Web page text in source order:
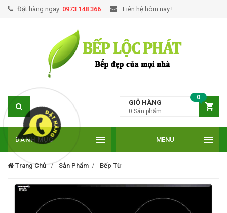
Đặt hàng ngay: 0973 148 366 Liên hệ hôm nay !
GIỎ HÀNG
0
0 Sản phẩm
DANH MỤC MENU
Trang Chủ Sản Phẩm Bếp Từ